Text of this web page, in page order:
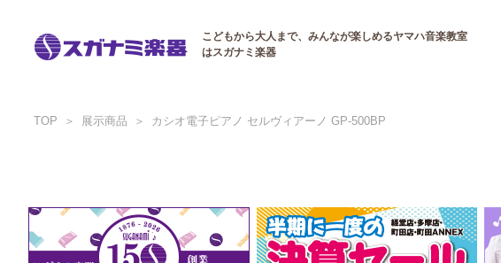
こどもから大人まで、みんなが楽しめるヤマハ音楽教室
はスガナミ楽器
TOP 展示商品 カシオ電子ピアノ セルヴィアーノ GP-500BP